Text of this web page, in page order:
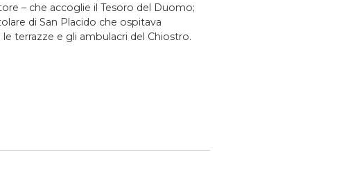
– che accoglie il Tesoro del Duomo;
di San Placido che ospitava
terrazze e gli ambulacri del Chiostro.